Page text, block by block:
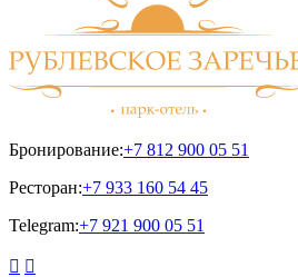
Бронирование:+7 812 900 05 51
Ресторан:+7 933 160 54 45
Telegram:+7 921 900 05 51
 